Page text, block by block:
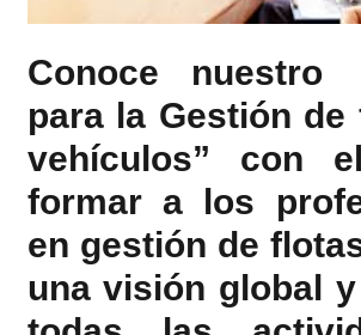
Conoce nuestro
para la Gestión de
vehículos” con
formar a los
en gestión de
una visión global